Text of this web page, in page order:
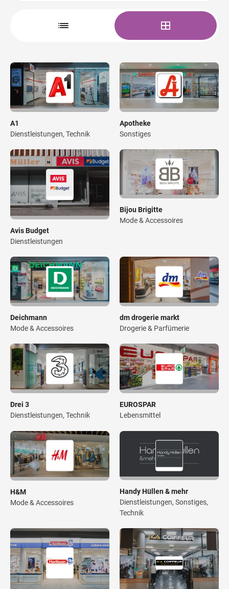
Wegbeschreibung
A1
Dienstleistungen, Technik
Apotheke
Sonstiges
Avis Budget
Dienstleistungen
Bijou Brigitte
Mode & Accessoires
Deichmann
Mode & Accessoires
dm drogerie markt
Drogerie & Parfümerie
Drei 3
Dienstleistungen, Technik
EUROSPAR
Lebensmittel
H&M
Mode & Accessoires
Handy Hüllen & mehr
Dienstleistungen, Sonstiges,
Technik